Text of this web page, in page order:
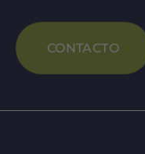
CONTACTO